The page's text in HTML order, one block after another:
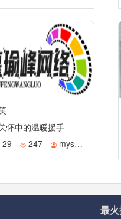
怀中的温暖援手
247 mysmile
最